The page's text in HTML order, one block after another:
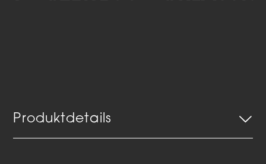
Produktdetails